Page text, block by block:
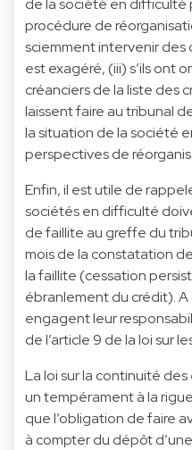
de la société en difficulté
procédure de
sciemment intervenir des
est exagéré, (iii) s’ils ont
créanciers de la liste des
laissent faire au tribunal
la situation de la société
perspectives de
Enfin, il est utile de
sociétés en difficulté
de faillite au greffe du
mois de la constatation
la faillite (cessation
ébranlement du crédit).
engagent leur
de l’article 9 de la loi sur
La loi sur la continuité
un tempérament à la
que l’obligation de faire
à compter du dépôt